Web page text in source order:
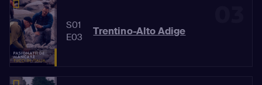
S01
E03
Trentino-Alto Adige